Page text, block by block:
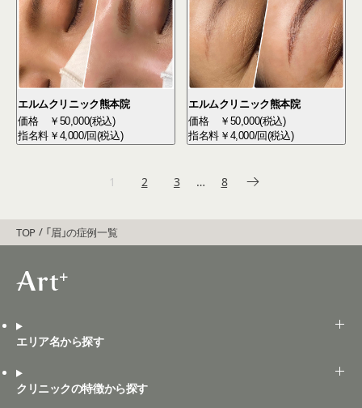
エルムクリニック熊本院
価格
￥50,000(税込)
指名料 ￥4,000/回(税込)
エルムクリニック熊本院
価格
￥50,000(税込)
指名料 ￥4,000/回(税込)
1 2 3 … 8
TOP 「眉」の症例一覧
エリア名から探す
クリニックの特徴から探す